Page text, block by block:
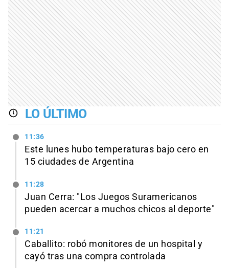
LO ÚLTIMO
11:36
Este lunes hubo temperaturas bajo cero en
15 ciudades de Argentina
11:28
Juan Cerra: "Los Juegos Suramericanos
pueden acercar a muchos chicos al deporte"
11:21
Caballito: robó monitores de un hospital y
cayó tras una compra controlada